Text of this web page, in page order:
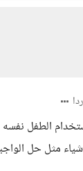
الطفل
مثل حل